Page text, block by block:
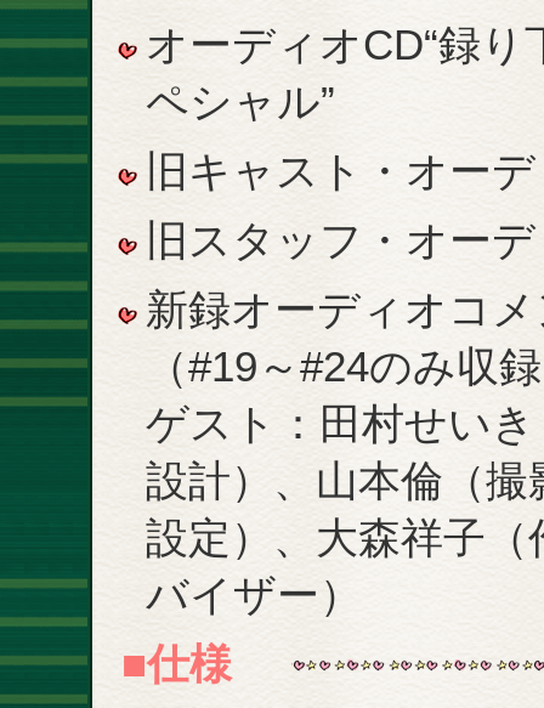
オーディオCD“録
ペシャル”
旧キャスト・オー
旧スタッフ・オー
新録オーディオコ
（#19～#24のみ収
ゲスト：田村せい
設計）、山本倫（
設定）、大森祥子
バイザー）
■仕様